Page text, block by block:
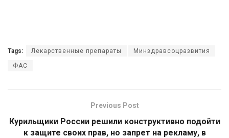
Tags: Лекарственные препараты Минздравсоцразвития
ФАС
Previous Post
Курильщики России решили конструктивно подойти
к защите своих прав, но запрет на рекламу, в